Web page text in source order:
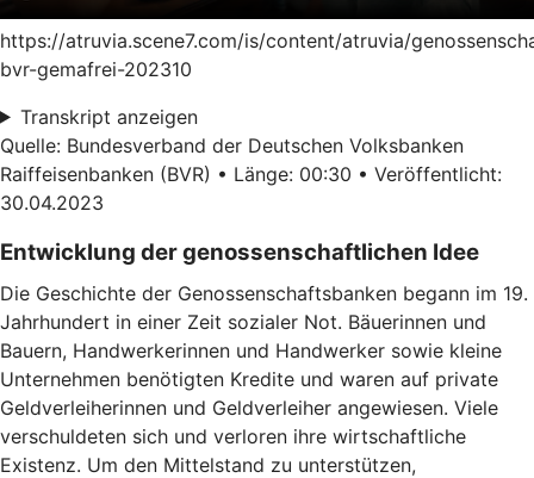
https://atruvia.scene7.com/is/content/atruvia/
bvr-gemafrei-202310
Transkript anzeigen
Quelle: Bundesverband der Deutschen Volksbanken
Raiffeisenbanken (BVR) • Länge: 00:30 • Veröffentlicht:
30.04.2023
Entwicklung der genossenschaftlichen Idee
Die Geschichte der Genossenschaftsbanken begann im 19.
Jahrhundert in einer Zeit sozialer Not. Bäuerinnen und
Bauern, Handwerkerinnen und Handwerker sowie kleine
Unternehmen benötigten Kredite und waren auf private
Geldverleiherinnen und Geldverleiher angewiesen. Viele
verschuldeten sich und verloren ihre wirtschaftliche
Existenz. Um den Mittelstand zu unterstützen,